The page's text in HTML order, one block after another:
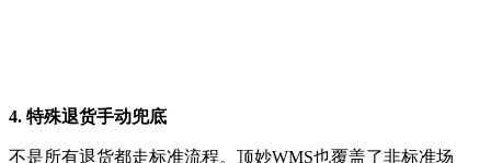
4. 特殊退货手动兜底
不是所有退货都走标准流程。顶妙WMS也覆盖了非标准场